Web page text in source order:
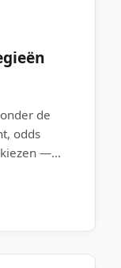
de
odds
kiezen —
format